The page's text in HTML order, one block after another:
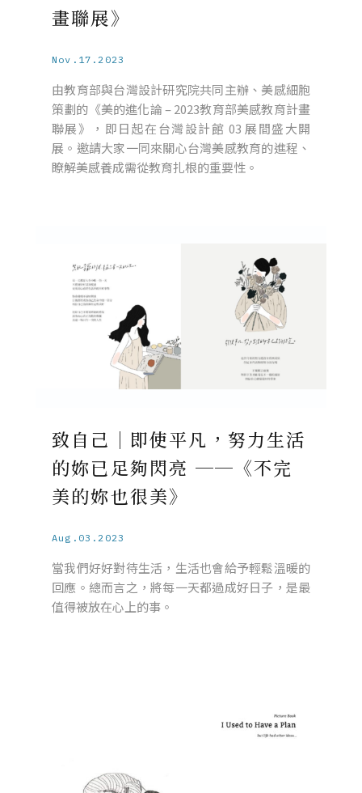
畫聯展》
Nov.17.2023
由教育部與台灣設計研究院共同主辦、美感細胞
策劃的《美的進化論 – 2023教育部美感教育計畫
聯展》，即日起在台灣設計館 03 展間盛大開
展。邀請大家一同來關心台灣美感教育的進程、
瞭解美感養成需從教育扎根的重要性。
致自己｜即使平凡，努力生活
的妳已足夠閃亮 ──《不完
美的妳也很美》
Aug.03.2023
當我們好好對待生活，生活也會給予輕鬆溫暖的
回應。總而言之，將每一天都過成好日子，是最
值得被放在心上的事。